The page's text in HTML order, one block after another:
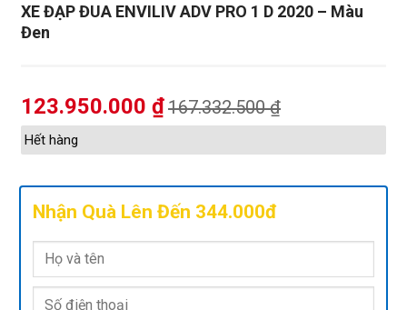
XE ĐẠP ĐUA ENVILIV ADV PRO 1 D 2020 – Màu
Đen
123.950.000 ₫167.332.500₫
Hết hàng
Nhận Quà Lên Đến 344.000đ